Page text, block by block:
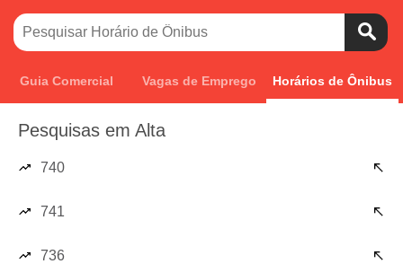
Guia Comercial Vagas de Emprego Horários de Ônibus
Pesquisas em Alta
740
741
736